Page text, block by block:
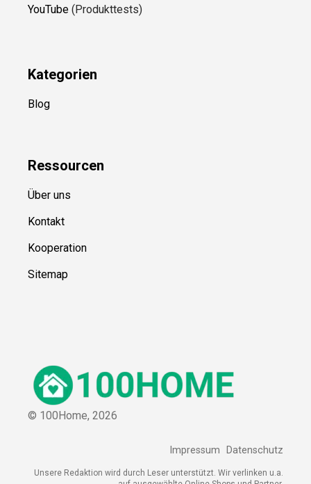
YouTube (Produkttests)
Kategorien
Blog
Ressourcen
Über uns
Kontakt
Kooperation
Sitemap
© 100Home, 2026
Impressum Datenschutz
Unsere Redaktion wird durch Leser unterstützt. Wir verlinken u.a.